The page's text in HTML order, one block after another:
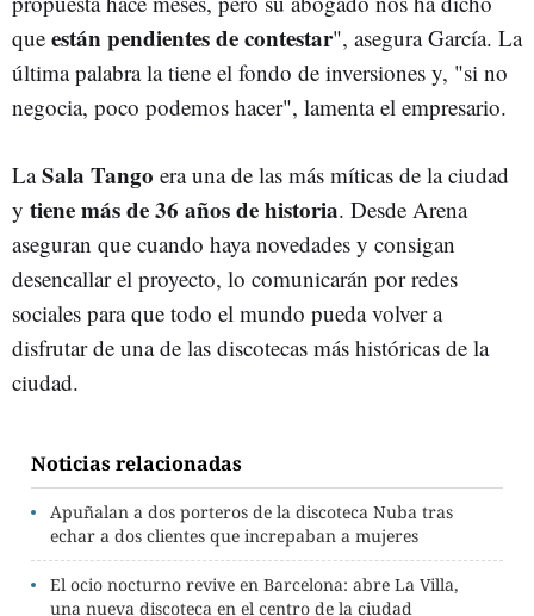
que están pendientes de contestar", asegura García. La
última palabra la tiene el fondo de inversiones y, "si no
negocia, poco podemos hacer", lamenta el empresario.
LaSala Tango era una de las más míticas de la ciudad
y tiene más de 36 años de historia. Desde Arena
aseguran que cuando haya novedades y consigan
desencallar el proyecto, lo comunicarán por redes
sociales para que todo el mundo pueda volver a
disfrutar de una de las discotecas más históricas de la
ciudad.
Noticias relacionadas
Apuñalan a dos porteros de la discoteca Nuba tras
echar a dos clientes que increpaban a mujeres
El ocio nocturno revive en Barcelona: abre La Villa,
una nueva discoteca en el centro de la ciudad